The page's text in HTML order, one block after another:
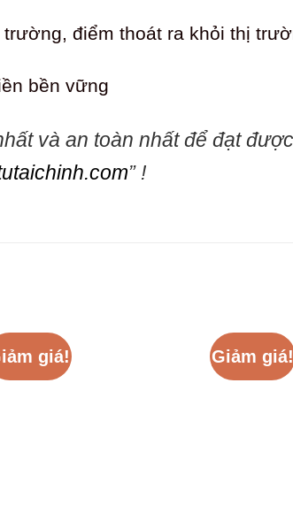
điểm thoát ra khỏi thị
bền vững
và an toàn nhất để đạt
” !
giá! Giảm giá!